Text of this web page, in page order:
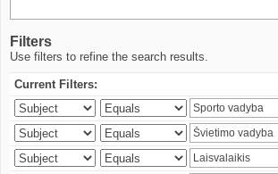
Filters
Use filters to refine the search results.
Current Filters: